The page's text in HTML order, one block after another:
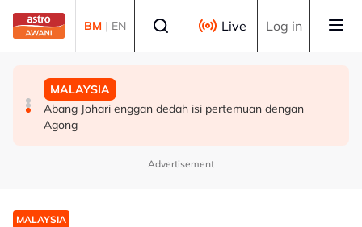
Skip to main content
BM | EN Live Log in
MALAYSIA
Perak teliti bantuan kepada lebih 1,200 pesawah
terjejas cuaca panas, bekalan air
MALAYSIA
Polis siasat pemilik, motif bagasi disyaki mengandungi
bahan letupan
MALAYSIA
Abang Johari enggan dedah isi pertemuan dengan
Agong
Advertisement
MALAYSIA